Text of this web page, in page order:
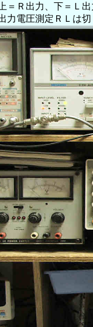
力、下＝Ｌ出力
圧測定ＲＬは切